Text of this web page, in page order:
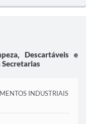
Descartáveis e
INDUSTRIAIS